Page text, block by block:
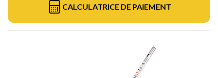
CALCULATRICE DE PAIEMENT